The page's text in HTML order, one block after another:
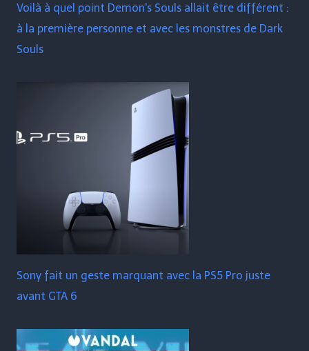
Voilà à quel point Demon's Souls allait être différent :
à la première personne et avec les monstres de Dark
Souls
Sony fait un geste marquant avec la PS5 Pro juste
avant GTA 6